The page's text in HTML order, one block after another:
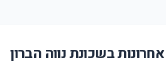
בשכונתנווה הברון